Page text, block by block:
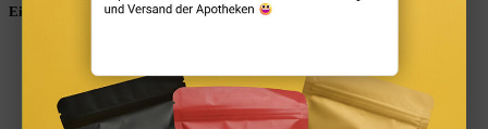
Eintrag teilen
Teilen auf LinkedIn
Teilen auf Reddit
Per E-Mail teilen